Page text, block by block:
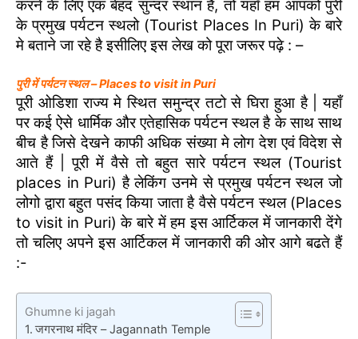
करने के लिए एक बेहद सुन्दर स्थान है, तो यहाँ हम आपको पुरी
के प्रमुख पर्यटन स्थलो (Tourist Places In Puri) के बारे
मे बताने जा रहे है इसीलिए इस लेख को पूरा जरूर पढ़े : –
पुरी में पर्यटन स्थल – Places to visit in Puri
पूरी ओडिशा राज्य मे स्थित समुन्द्र तटो से घिरा हुआ है | यहाँ
पर कई ऐसे धार्मिक और एतेहासिक पर्यटन स्थल है के साथ साथ
बीच है जिसे देखने काफी अधिक संख्या मे लोग देश एवं विदेश से
आते हैं | पूरी में वैसे तो बहुत सारे पर्यटन स्थल (Tourist
places in Puri) है लेकिंग उनमे से प्रमुख पर्यटन स्थल जो
लोगो द्वारा बहुत पसंद किया जाता है वैसे पर्यटन स्थल (Places
to visit in Puri) के बारे में हम इस आर्टिकल में जानकारी देंगे
तो चलिए अपने इस आर्टिकल में जानकारी की ओर आगे बढते हैं
:-
Ghumne ki jagah
जगरनाथ मंदिर – Jagannath Temple